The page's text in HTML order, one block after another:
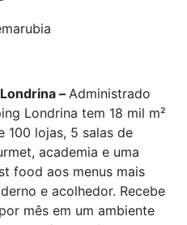
– Administrado
Londrina tem 18 mil m²
100 lojas, 5 salas de
academia e uma
food aos menus mais
e acolhedor. Recebe
mês em um ambiente